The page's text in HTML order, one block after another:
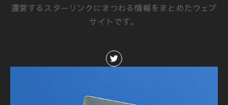
運営するスターリンクにまつわる情報をまとめたウェブ
サイトです。